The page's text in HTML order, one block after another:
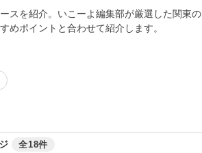
スを紹介。いこーよ編集部が厳選した関東の
めポイントと合わせて紹介します。
全18件